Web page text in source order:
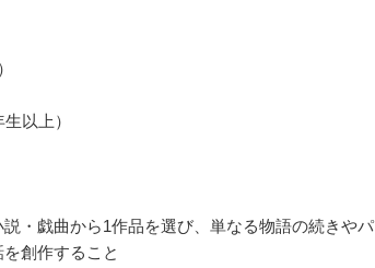
以上）
・戯曲から1作品を選び、単なる物語の続きやパ
創作すること